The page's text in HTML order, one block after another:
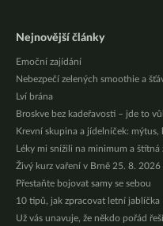
Nejnovější články
Emoční zajídání
Nebezpečí zelených smoothie a
Lví brána
Broskve bez kadeřavosti – jde to
Krevní skupina a jídelníček:
Léky mi snížili na minimum a
Živý kurz vaření v Brně 25. 8. 2026
Přestaňte bojovat samy se sebou
10 tipů, jak zpracovat letní jablíčka
Už vás unavuje, že někdo pořád